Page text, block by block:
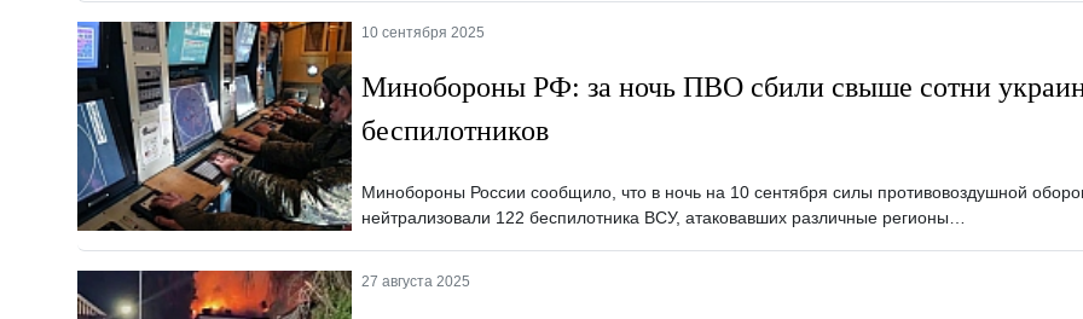
10 сентября 2025
Минобороны РФ: за ночь ПВО сбили свыше сотни
беспилотников
Минобороны России сообщило, что в ночь на 10 сентября силы противовоздушной
нейтрализовали 122 беспилотника ВСУ, атаковавших различные регионы…
27 августа 2025